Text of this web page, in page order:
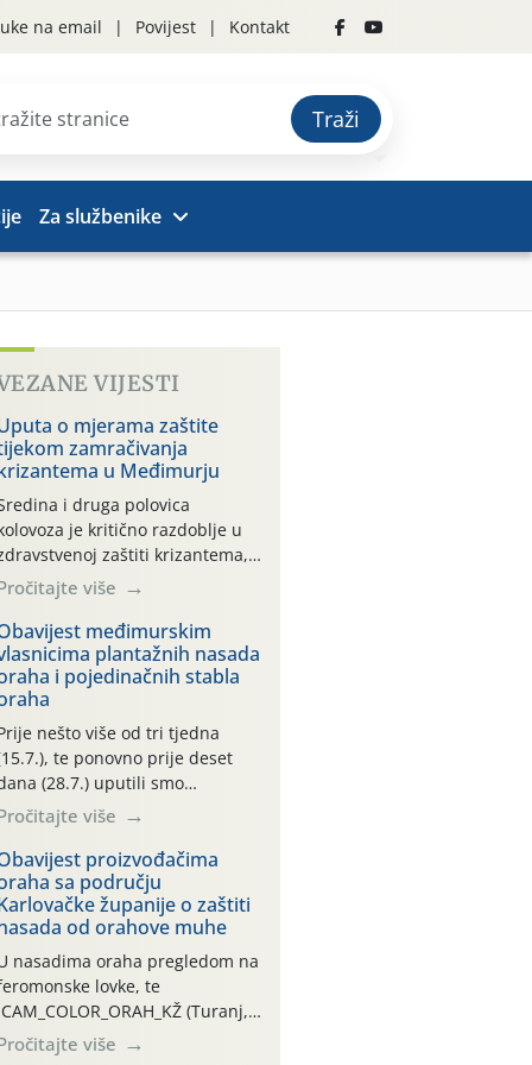
na email Povijest Kontakt
Traži
Za službenike
VIJESTI
o mjerama zaštite
zamračivanja
u Međimurju
i druga polovica
je kritično razdoblje u
zaštiti krizantema,
prije zamračivanja u proteklom
smo mjesecu tri puta upućivali
o preventivnim
zaštite krizantema od
uzročnika bolesti,
i fito-fagnih grinja (23.7.,
06.7.)! Na početku ovog
je zabilježeno je
i ekstremno vruće
razdoblje, uz
temperature […]
više
međimurskim
plantažnih nasada
i pojedinačnih stabla
nešto više od tri tjedna
te ponovno prije deset
(28.7.) uputili smo
vlasnicima plantažnih
nasada oraha i pojedinačnih
o početku leta i
potrebi usmjerenog
orahove muhe
completa)! Već
dana traje drugi
“toplinski udar”, koji
naročito izražen zadnja šest
(31.7.-05.8.), jer najviše
zraka svakodnevno
više
proizvođačima
sa području
županije o zaštiti
od orahove muhe
nasadima oraha pregledom na
lovke, te
CAM_COLOR_ORAH_KŽ (Turanj,
zabilježena je mala
više